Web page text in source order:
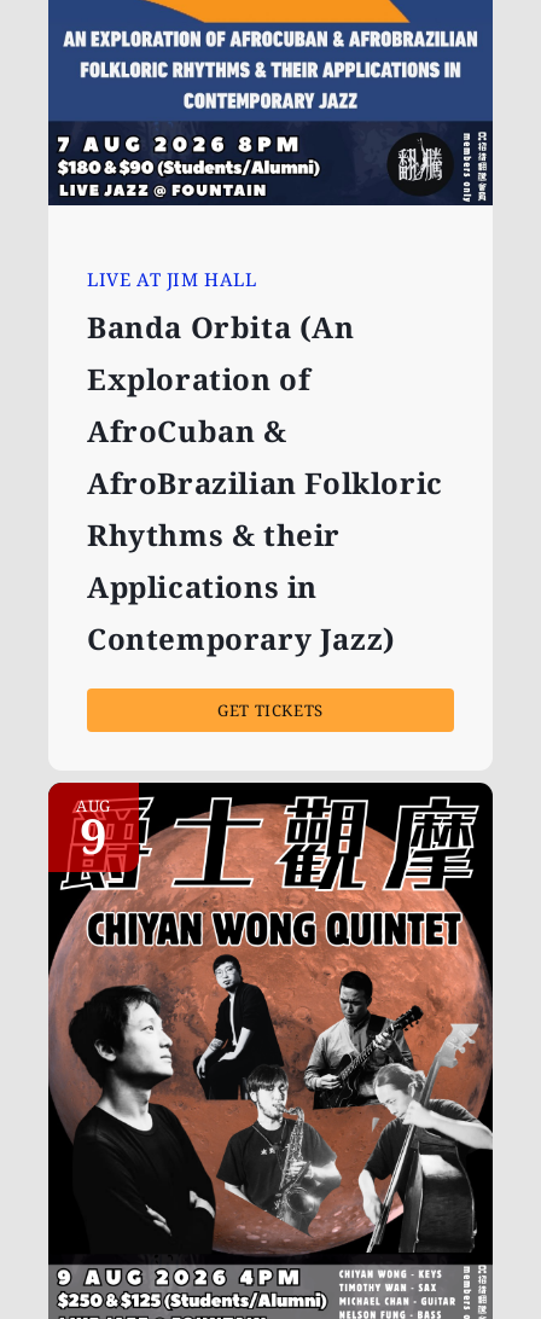
LIVE AT JIM HALL
Banda Orbita (An
Exploration of
AfroCuban &
AfroBrazilian Folkloric
Rhythms & their
Applications in
Contemporary Jazz)
GET TICKETS
AUG
9